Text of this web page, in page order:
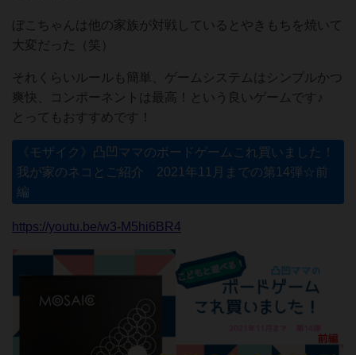
ぼこちゃんは他の家族が対戦しているとやきもちを焼いて
大変だった（笑）
それくらいルールも簡単、ゲームシステムはシンプルかつ
爽快、コンポーネントは最高！という良いゲームです♪
とってもおすすめです！
《モザイク》凸凹ママのボードゲームこれ買いました！
我が家のネコとご紹介 2021年11月までの第14弾☆前
編
https://youtu.be/w3-M5hi6BR4